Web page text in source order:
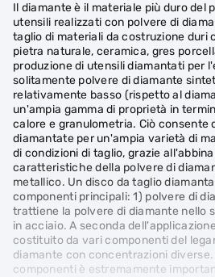
Il diamante è il materiale più duro del
utensili realizzati con polvere di
taglio di materiali da costruzione duri
pietra naturale, ceramica, gres
produzione di utensili diamantati per
solitamente polvere di diamante
relativamente basso (rispetto al
un'ampia gamma di proprietà in
calore e granulometria. Ciò consente
diamantate per un'ampia varietà di
di condizioni di taglio, grazie
caratteristiche della polvere di
metallico. Un disco da taglio
componenti principali: 1) polvere di
trattiene la polvere di diamante nello
in acciaio. A seconda
costituito da vari componenti del
diamante con concentrazioni diverse.
componenti è estremamente